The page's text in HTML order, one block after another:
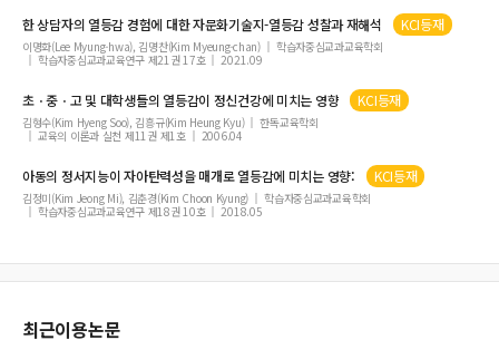
한 상담자의열등감경험에 대한 자문화기술지-열등감성찰과 재해석 KCI등재
이명화(Lee Myung-hwa), 김명찬(Kim Myeung-chan)
학습자중심교과교육학회
학습자중심교과교육연구 제21권 17호
2021.09
초ㆍ중ㆍ고 및 대학생들의열등감이 정신건강에 미치는 영향 KCI등재
김형수(Kim Hyeng Soo), 김흥규(Kim Heung Kyu)
한독교육학회
교육의 이론과 실천 제11권 제1호
2006.04
아동의 정서지능이 자아탄력성을 매개로열등감에 미치는 영향: KCI등재
김정미(Kim Jeong Mi), 김춘경(Kim Choon Kyung)
학습자중심교과교육학회
학습자중심교과교육연구 제18권 10호
2018.05
최근이용논문